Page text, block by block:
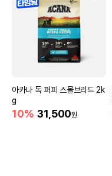
아카나 독 퍼피 스몰브리드 2k
g
10% 31,500원